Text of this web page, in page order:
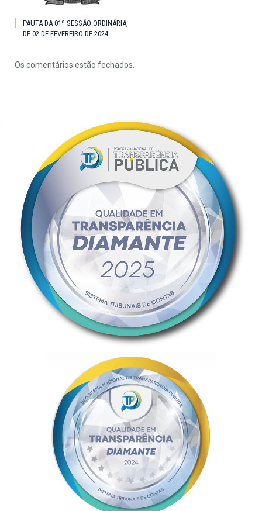
PAUTA DA 01º SESSÃO ORDINÁRIA,
DE 02 DE FEVEREIRO DE 2024
Os comentários estão fechados.